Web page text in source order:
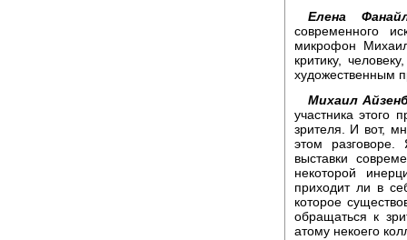
Елена
современного
микрофон
критику,
художественным
Михаил
участника этого
зрителя. И вот,
этом
выставки
некоторой
приходит ли в
которое
обращаться к
атому некоего